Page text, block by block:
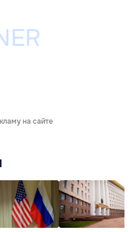
на сайте